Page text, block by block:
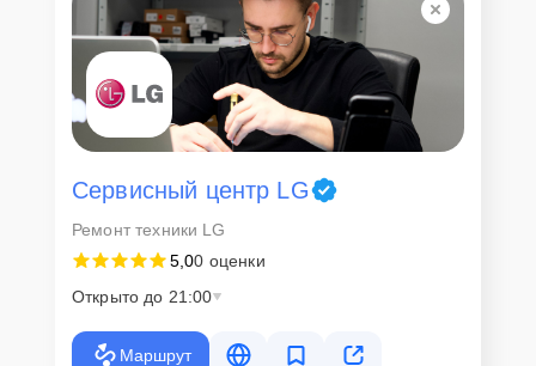
Сервисный центр LG
Ремонт техники LG
5,00 оценки
Открыто до 21:00
Маршрут